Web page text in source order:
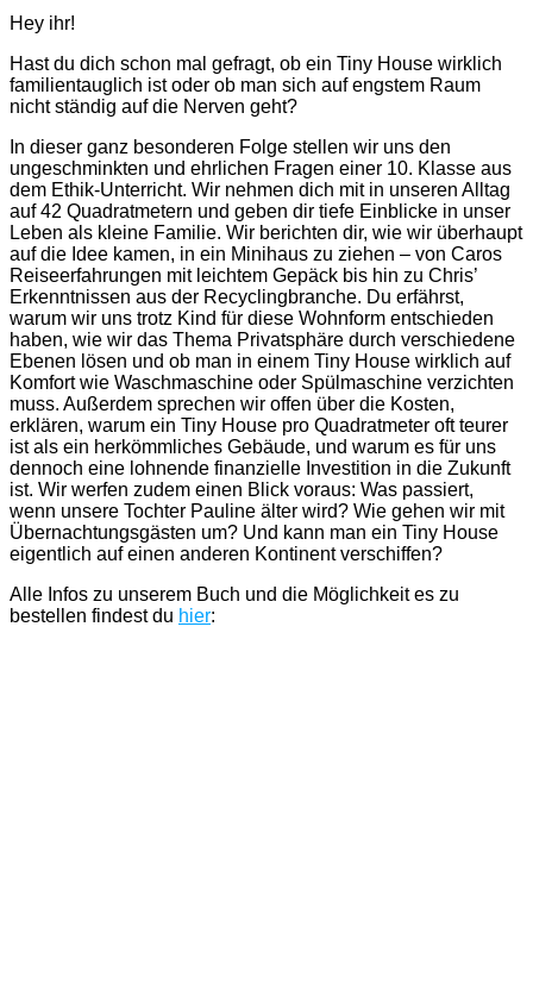
Hey ihr!
Hast du dich schon mal gefragt, ob ein Tiny House wirklich
familientauglich ist oder ob man sich auf engstem Raum
nicht ständig auf die Nerven geht?
In dieser ganz besonderen Folge stellen wir uns den
ungeschminkten und ehrlichen Fragen einer 10. Klasse aus
dem Ethik-Unterricht. Wir nehmen dich mit in unseren Alltag
auf 42 Quadratmetern und geben dir tiefe Einblicke in unser
Leben als kleine Familie. Wir berichten dir, wie wir überhaupt
auf die Idee kamen, in ein Minihaus zu ziehen – von Caros
Reiseerfahrungen mit leichtem Gepäck bis hin zu Chris’
Erkenntnissen aus der Recyclingbranche. Du erfährst,
warum wir uns trotz Kind für diese Wohnform entschieden
haben, wie wir das Thema Privatsphäre durch verschiedene
Ebenen lösen und ob man in einem Tiny House wirklich auf
Komfort wie Waschmaschine oder Spülmaschine verzichten
muss. Außerdem sprechen wir offen über die Kosten,
erklären, warum ein Tiny House pro Quadratmeter oft teurer
ist als ein herkömmliches Gebäude, und warum es für uns
dennoch eine lohnende finanzielle Investition in die Zukunft
ist. Wir werfen zudem einen Blick voraus: Was passiert,
wenn unsere Tochter Pauline älter wird? Wie gehen wir mit
Übernachtungsgästen um? Und kann man ein Tiny House
eigentlich auf einen anderen Kontinent verschiffen?
Alle Infos zu unserem Buch und die Möglichkeit es zu
bestellen findest du hier: